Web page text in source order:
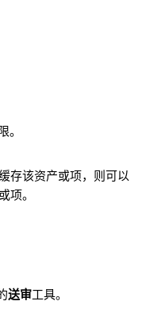
。
存该资产或项，则可以
项。
送审工具。